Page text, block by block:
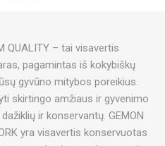
QUALITY – tai visavertis
pagamintas iš kokybiškų
gyvūno mitybos poreikius.
skirtingo amžiaus ir gyvenimo
ir konservantų. GEMON
yra visavertis konservuotas